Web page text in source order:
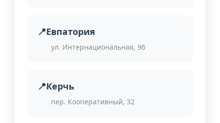
Евпатория
ул. Интернациональная, 96
Керчь
пер. Кооперативный, 32